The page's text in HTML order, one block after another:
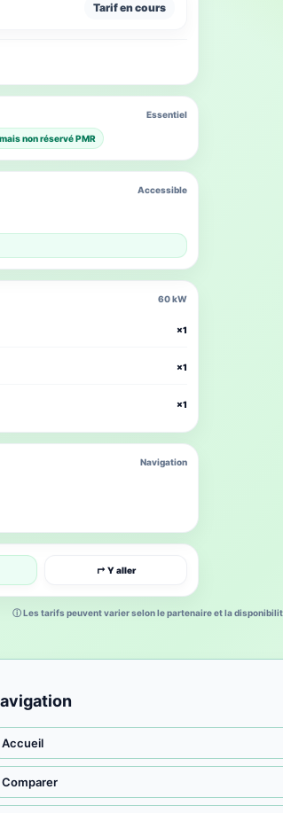
Tarif en cours
↱ Y aller
Essentiel
non réservé PMR
60 kW
×1
×1
×1
Accessible
Navigation
ⓘ Les tarifs peuvent varier selon le partenaire et la
Accueil
Comparer